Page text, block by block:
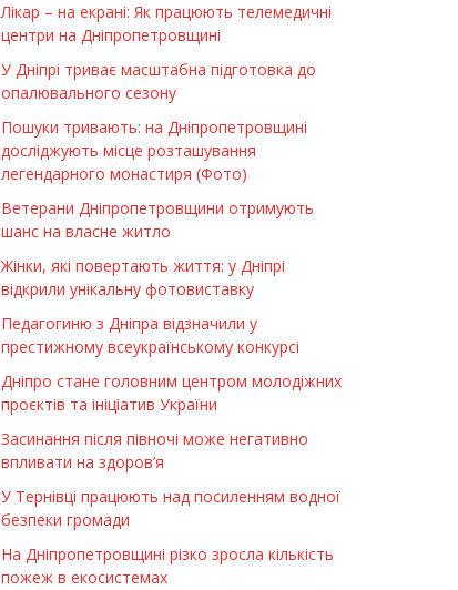
Лікар – на екрані: Як працюють телемедичні
центри на Дніпропетровщині
У Дніпрі триває масштабна підготовка до
опалювального сезону
Пошуки тривають: на Дніпропетровщині
досліджують місце розташування
легендарного монастиря (Фото)
Ветерани Дніпропетровщини отримують
шанс на власне житло
Жінки, які повертають життя: у Дніпрі
відкрили унікальну фотовиставку
Педагогиню з Дніпра відзначили у
престижному всеукраїнському конкурсі
Дніпро стане головним центром молодіжних
проєктів та ініціатив України
Засинання після півночі може негативно
впливати на здоров’я
У Тернівці працюють над посиленням водної
безпеки громади
На Дніпропетровщині різко зросла кількість
пожеж в екосистемах